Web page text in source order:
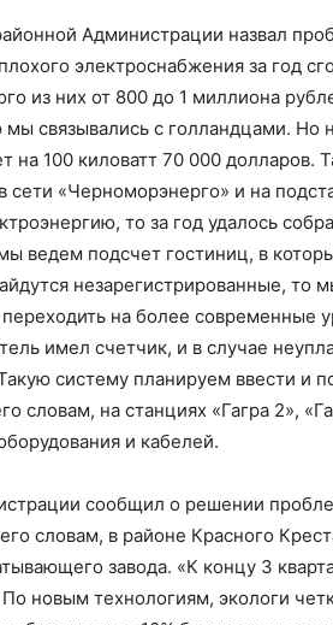
Администрации назвал
электроснабжения за год
из них от 800 до 1 миллиона
связывались с голландцами. Но
на 100 киловатт 70 000 долларов.
сети «Черноморэнерго» и на
то за год удалось
ведем подсчет гостиниц, в
незарегистрированные,
на более современные
имел счетчик, и в случае
систему планируем ввести и
словам, на станциях «Гагра 2»,
и кабелей.
сообщил о решении
словам, в районе Красного
завода. «К концу 3
новым технологиям, экологи